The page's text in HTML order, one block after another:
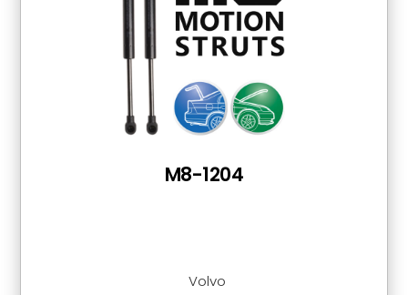
Volvo
M8-1204